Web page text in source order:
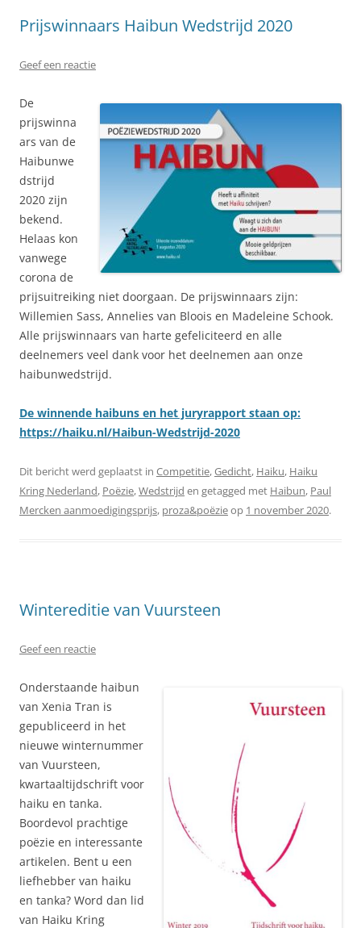
Prijswinnaars Haibun Wedstrijd 2020
Geef een reactie
De
prijswinna
ars van de
Haibunwe
dstrijd
2020 zijn
bekend.
Helaas kon
vanwege
corona de
prijsuitreiking niet doorgaan. De prijswinnaars zijn:
Willemien Sass, Annelies van Bloois en Madeleine Schook.
Alle prijswinnaars van harte gefeliciteerd en alle
deelnemers veel dank voor het deelnemen aan onze
haibunwedstrijd.
De winnende haibuns en het juryrapport staan op:
https://haiku.nl/Haibun-Wedstrijd-2020
Dit bericht werd geplaatst in Competitie,Gedicht, Haiku, Haiku
Kring Nederland, Poëzie,Wedstrijd en getagged met Haibun, Paul
Mercken aanmoedigingsprijs, proza&poëzieop 1 november 2020.
Wintereditie van Vuursteen
Geef een reactie
Onderstaande haibun
van Xenia Tran is
gepubliceerd in het
nieuwe winternummer
van Vuursteen,
kwartaaltijdschrift voor
haiku en tanka.
Boordevol prachtige
poëzie en interessante
artikelen. Bent u een
liefhebber van haiku
en tanka? Word dan lid
van Haiku Kring